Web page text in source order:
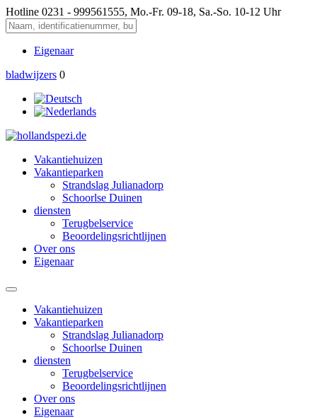
Hotline 0231 - 999561555, Mo.-Fr. 09-18, Sa.-So. 10-12 Uhr
Eigenaar
bladwijzers 0
Vakantiehuizen
Vakantieparken
Strandslag Julianadorp
Schoorlse Duinen
diensten
Terugbelservice
Beoordelingsrichtlijnen
Over ons
Eigenaar
Vakantiehuizen
Vakantieparken
Strandslag Julianadorp
Schoorlse Duinen
diensten
Terugbelservice
Beoordelingsrichtlijnen
Over ons
Eigenaar